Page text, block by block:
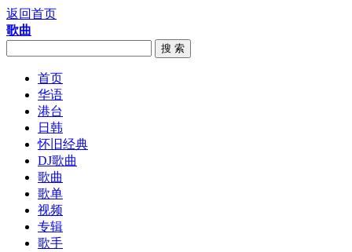
返回首页
歌曲
搜 索
首页
华语
港台
日韩
怀旧经典
DJ歌曲
歌曲
歌单
视频
专辑
歌手